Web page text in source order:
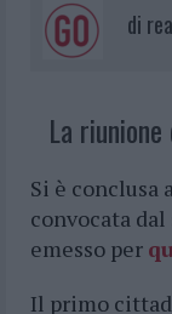
di
La
Si è conclusa
convocata
emesso per
Il primo